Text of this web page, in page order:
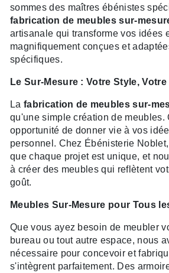
sommes des maîtres ébénistes
fabrication de meubles sur-
artisanale qui transforme vos idées
magnifiquement conçues et
spécifiques.
Le Sur-Mesure : Votre Style,
La fabrication de meubles sur-
qu'une simple création de meubles.
opportunité de donner vie à vos
personnel. Chez Ébénisterie
que chaque projet est unique, et
à créer des meubles qui reflètent
goût.
Meubles Sur-Mesure pour Tous
Que vous ayez besoin de meubler
bureau ou tout autre espace, nous
nécessaire pour concevoir et
s'intègrent parfaitement. Des